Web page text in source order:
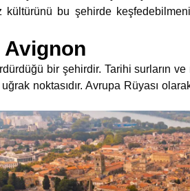
kültürünü bu şehirde
Avignon
bir şehirdir. Tarihi surların
noktasıdır. Avrupa Rüyası